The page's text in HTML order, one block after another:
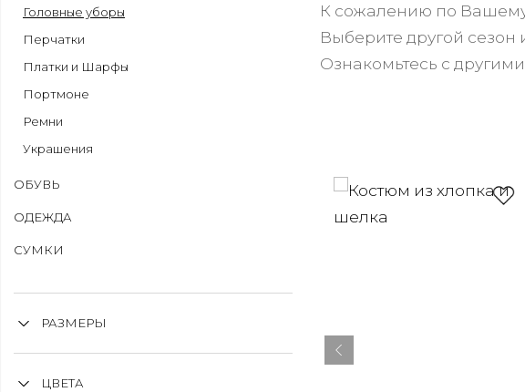
Головные уборы
Перчатки
Платки и Шарфы
Портмоне
Ремни
Украшения
ОБУВЬ
ОДЕЖДА
СУМКИ
РАЗМЕРЫ
ЦВЕТА
К сожалению по
Выберите другой сезон
Ознакомьтесь с